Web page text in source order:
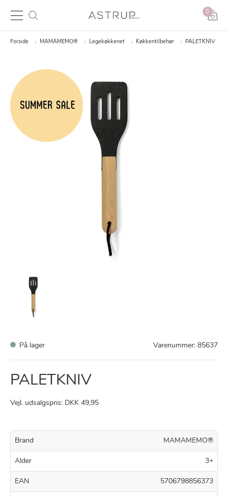
0
Forside MAMAMEMO® Legekøkkenet Køkkentilbehør PALETKNIV
På lager Varenummer: 85637
PALETKNIV
Vejl. udsalgspris: DKK 49,95
Brand MAMAMEMO®
Alder 3+
EAN 5706798856373